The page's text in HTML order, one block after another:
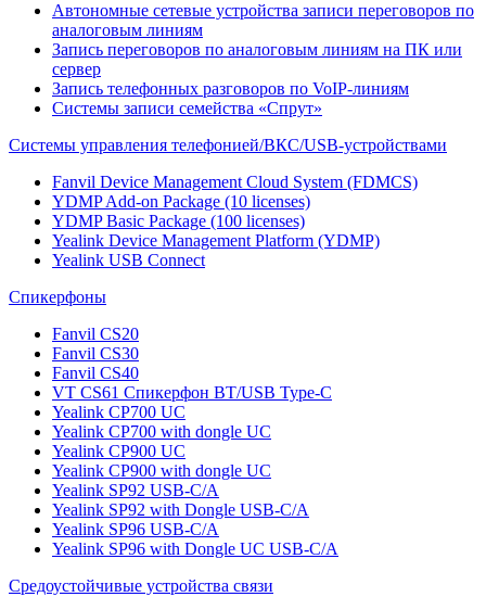
Автономные сетевые устройства записи переговоров по
аналоговым линиям
Запись переговоров по аналоговым линиям на ПК или
сервер
Запись телефонных разговоров по VoIP-линиям
Системы записи семейства «Спрут»
Системы управления телефонией/ВКС/USB-устройствами
Fanvil Device Management Cloud System (FDMCS)
YDMP Add-on Package (10 licenses)
YDMP Basic Package (100 licenses)
Yealink Device Management Platform (YDMP)
Yealink USB Connect
Спикерфоны
Fanvil CS20
Fanvil CS30
Fanvil CS40
VT CS61 Cпикерфон BT/USB Type-C
Yealink CP700 UC
Yealink CP700 with dongle UC
Yealink CP900 UC
Yealink CP900 with dongle UC
Yealink SP92 USB-C/A
Yealink SP92 with Dongle USB-C/A
Yealink SP96 USB-C/A
Yealink SP96 with Dongle UC USB-C/A
Средоустойчивые устройства связи